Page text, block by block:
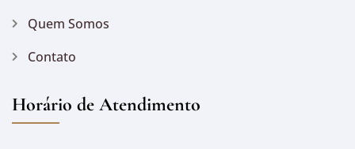
Quem Somos
Contato
Horário de Atendimento